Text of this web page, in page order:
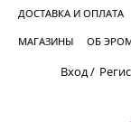
ДОСТАВКА И ОПЛАТА
МАГАЗИНЫ ОБ
Вход/